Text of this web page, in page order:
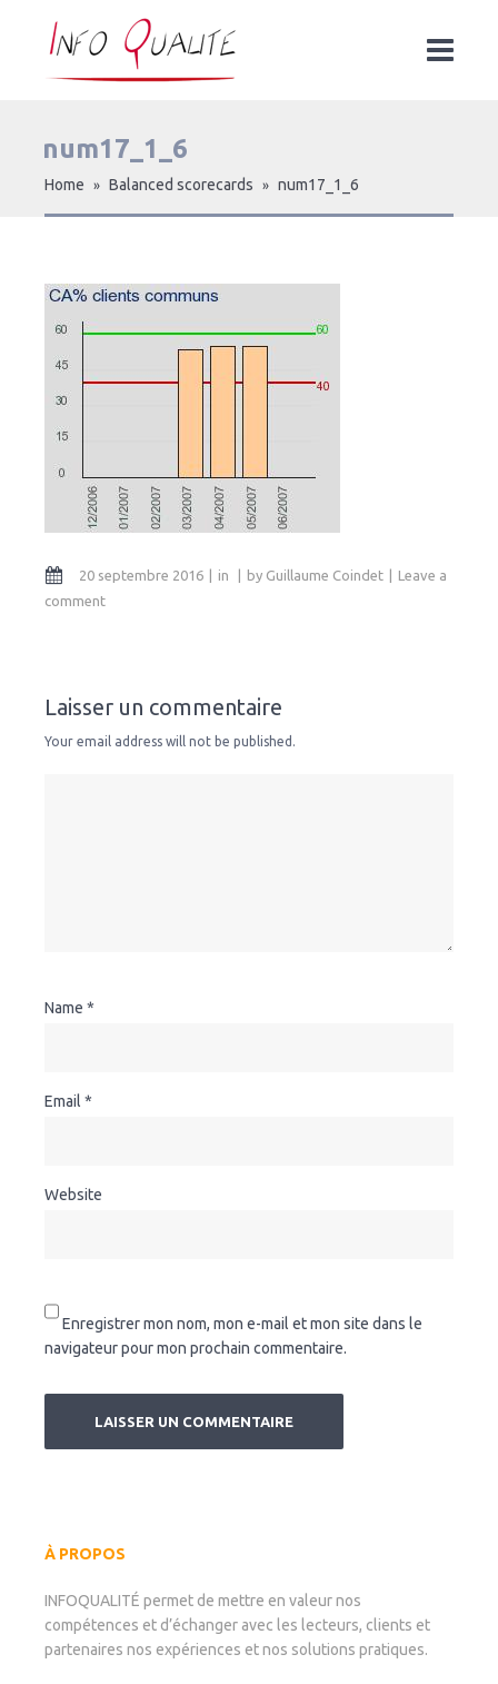
num17_1_6
Home » Balanced scorecards » num17_1_6
20 septembre 2016 in by Guillaume Coindet
Leave a
comment
Laisser un commentaire
Your email address will not be published.
Name *
Email *
Website
Enregistrer mon nom, mon e-mail et mon site dans le
navigateur pour mon prochain commentaire.
À PROPOS
INFOQUALITÉ permet de mettre en valeur nos
compétences et d’échanger avec les lecteurs, clients et
partenaires nos expériences et nos solutions pratiques.